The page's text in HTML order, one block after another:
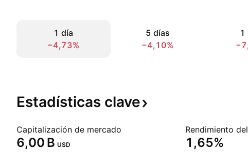
1 día
−4,73%
5 días
−4,10%
1
Estadísticas clave
Capitalización de mercado
‪6,00 B‬ USD 1,65%